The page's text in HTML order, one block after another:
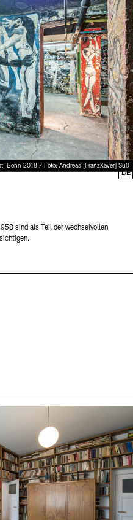
Presse
Bonn 2018 / Foto: Andreas [FranzXaver] Süß
sind als Teil der wechselvollen
DE